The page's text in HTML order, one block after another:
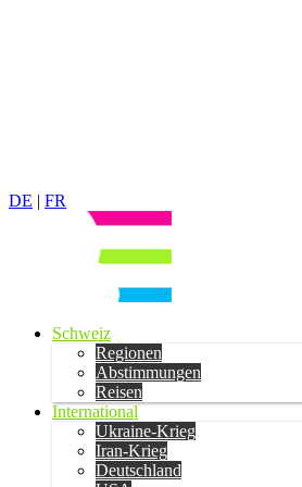
DE | FR
Schweiz
Regionen
Abstimmungen
Reisen
International
Ukraine-Krieg
Iran-Krieg
Deutschland